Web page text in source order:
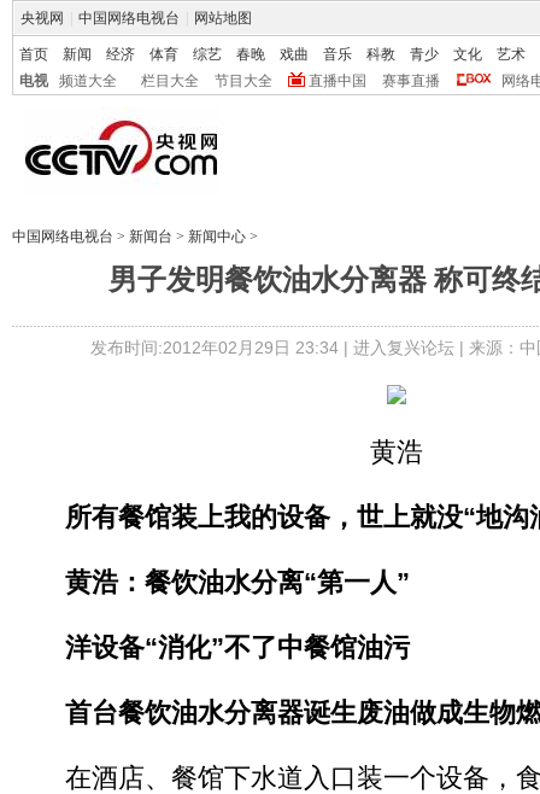
央视网 中国网络电视台 网站地图
首页 新闻 经济 体育 综艺 春晚 戏曲 音乐 科教 青少 文化
艺术
电视
频道大全 栏目大全 节目大全 直播中国 赛事直播 网络
中国网络电视台 > 新闻台 > 新闻中心 >
男子发明餐饮油水分离器 称可终
发布时间:2012年02月29日 23:34 | 进入复兴论坛| 来源：
黄浩
所有餐馆装上我的设备，世上就没“地沟
黄浩：餐饮油水分离“第一人”
洋设备“消化”不了中餐馆油污
首台餐饮油水分离器诞生废油做成生物
在酒店、餐馆下水道入口装一个设备，